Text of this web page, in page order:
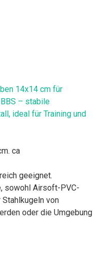
14x14 cm für
– stabile
ideal für Training und
ca
geeignet.
sowohl Airsoft-PVC-
Stahlkugeln von
oder die Umgebung